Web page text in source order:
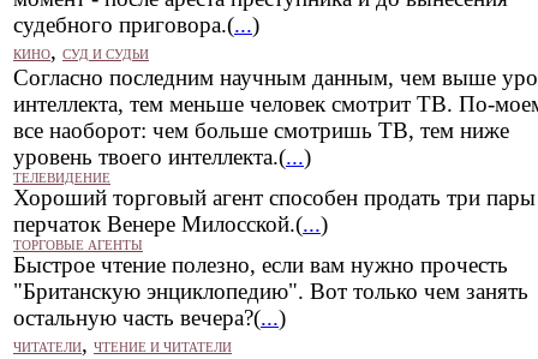
судебного приговора.(...)
КИНО, СУД И СУДЬИ
Согласно последним научным данным, чем выше
интеллекта, тем меньше человек смотрит ТВ. По-
все наоборот: чем больше смотришь ТВ, тем ниже
уровень твоего интеллекта.(...)
ТЕЛЕВИДЕНИЕ
Хороший торговый агент способен продать три пары
перчаток Венере Милосской.(...)
ТОРГОВЫЕ АГЕНТЫ
Быстрое чтение полезно, если вам нужно прочесть
"Британскую энциклопедию". Вот только чем занять
остальную часть вечера?(...)
ЧИТАТЕЛИ, ЧТЕНИЕ И ЧИТАТЕЛИ